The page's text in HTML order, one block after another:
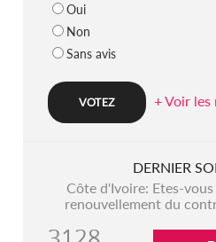
Oui
Non
Sans avis
+ Voir les
DERNIER
Côte d'Ivoire: Etes-
renouvellement du